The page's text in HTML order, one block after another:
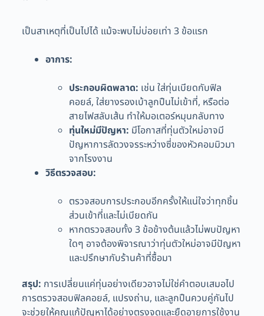
เป็นสาเหตุที่เป็นไปได้ แม้จะพบไม่บ่อยเท่า 3 ข้อแรก
อาการ:
ประกอบผิดพลาด: เช่น ใส่ทุ่นเบียดกับฟิล
คอยล์, ใส่ยางรองเบ้าลูกปืนไม่เข้าที่, หรือต่อ
สายไฟสลับเส้น ทำให้มอเตอร์หมุนกลับทาง
ทุ่นใหม่มีปัญหา: มีโอกาสที่ทุ่นตัวใหม่อาจมี
ปัญหาการลัดวงจรระหว่างซี่ของหัวคอมมิวมา
จากโรงงาน
วิธีตรวจสอบ:
ตรวจสอบการประกอบอีกครั้งให้แน่ใจว่าทุกชิ้น
ส่วนเข้าที่และไม่เบียดกัน
หากตรวจสอบทั้ง 3 ข้อข้างต้นแล้วไม่พบปัญหา
ใดๆ อาจต้องพิจารณาว่าทุ่นตัวใหม่อาจมีปัญหา
และปรึกษากับร้านค้าที่ซื้อมา
สรุป: การเปลี่ยนแค่ทุ่นอย่างเดียวอาจไม่ใช่คำตอบเสมอไป
การตรวจสอบฟิลคอยล์, แปรงถ่าน, และลูกปืนควบคู่กันไป
จะช่วยให้คุณแก้ปัญหาได้อย่างตรงจุดและยืดอายุการใช้งาน